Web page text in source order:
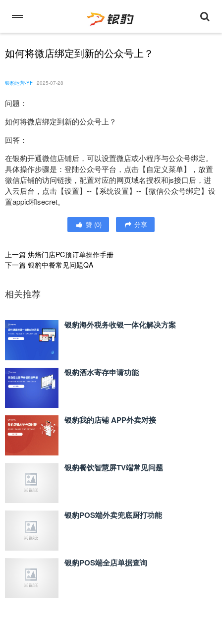
如何将微店绑定到新的公众号上？
银豹运营-YF 2025-07-28
问题：
如何将微店绑定到新的公众号上？
回答：
在银豹开通微信店铺后，可以设置微店或小程序与公众号绑定。
具体操作步骤是：登陆公众号平台，点击【自定义菜单】，放置
微信店铺的访问链接，配置对应的网页域名授权和js接口后，进
入云后台，点击【设置】--【系统设置】--【微信公众号绑定】设
置appid和secret。
赞 (0) 分享
上一篇 烘焙门店PC预订单操作手册
下一篇 银豹中餐常见问题QA
相关推荐
银豹海外税务收银一体化解决方案
银豹酒水寄存申请功能
银豹我的店铺 APP外卖对接
银豹餐饮智慧屏TV端常见问题
银豹POS端外卖兜底厨打功能
银豹POS端全店单据查询